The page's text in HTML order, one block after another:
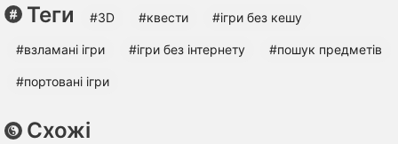
Теги #3D #квести #ігри без кешу
#взламані ігри #ігри без інтернету #пошук предметів
#портовані ігри
Схожі